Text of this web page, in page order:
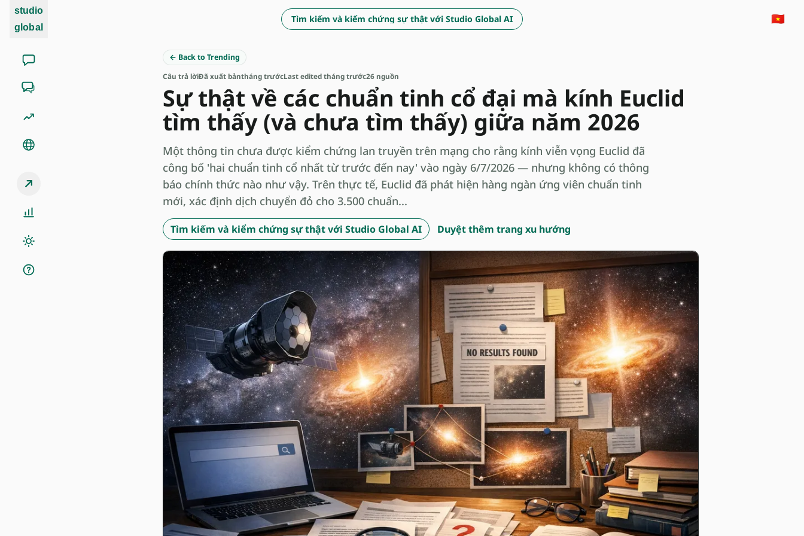
studio
global
Tìm kiếm và kiểm chứng sự thật với Studio Global AI 🇻🇳
← Back to Trending
Câu trả lờiĐã xuất bảntháng trướcLast edited tháng trước26 nguồn
Sự thật về các chuẩn tinh cổ đại mà kính Euclid
tìm thấy (và chưa tìm thấy) giữa năm 2026
Một thông tin chưa được kiểm chứng lan truyền trên mạng cho rằng kính viễn vọng Euclid đã
công bố 'hai chuẩn tinh cổ nhất từ trước đến nay' vào ngày 6/7/2026 — nhưng không có thông
báo chính thức nào như vậy. Trên thực tế, Euclid đã phát hiện hàng ngàn ứng viên chuẩn tinh
mới, xác định dịch chuyển đỏ cho 3.500 chuẩn...
Tìm kiếm và kiểm chứng sự thật với Studio Global AI Duyệt thêm trang xu hướng